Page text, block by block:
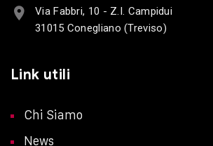
Via Fabbri, 10 - Z.I. Campidui
31015 Conegliano (Treviso)
Link utili
Chi Siamo
News